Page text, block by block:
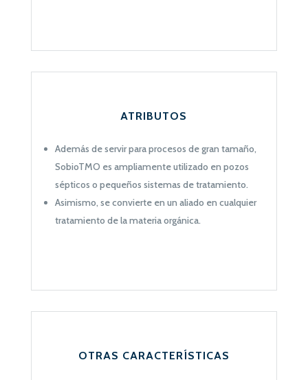
ATRIBUTOS
Además de servir para procesos de gran tamaño,
SobioTMO es ampliamente utilizado en pozos
sépticos o pequeños sistemas de tratamiento.
Asimismo, se convierte en un aliado en cualquier
tratamiento de la materia orgánica.
OTRAS CARACTERÍSTICAS